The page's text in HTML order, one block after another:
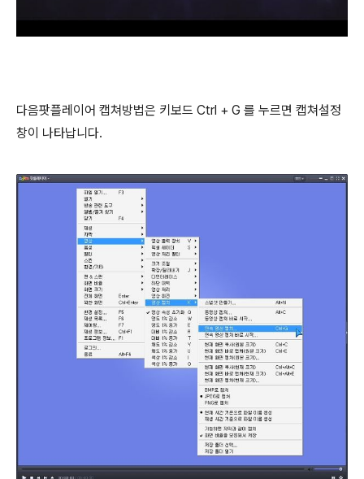
다음팟플레이어 캡쳐방법은 키보드 Ctrl + G 를 누르면 캡쳐설정
창이 나타납니다.